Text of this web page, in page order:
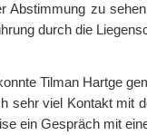
Abstimmung zu
durch die
Tilman Hartge
sehr viel Kontakt mit
ein Gespräch mit